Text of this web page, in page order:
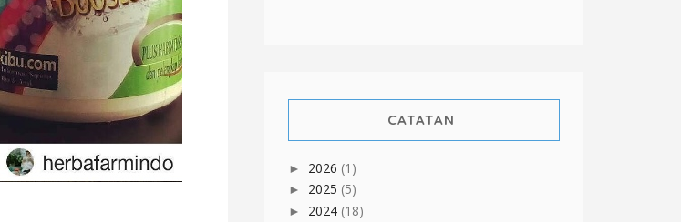
CATATAN
► 2026 (1)
► 2025 (5)
► 2024 (18)